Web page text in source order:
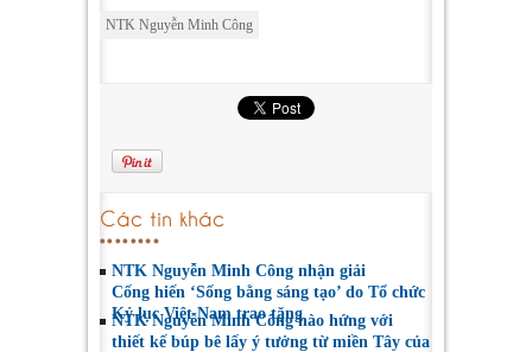
NTK Nguyễn Minh Công
Các tin khác
NTK Nguyễn Minh Công nhận giải
Cống hiến ‘Sống bằng sáng tạo’ do Tổ chức
Kỷ lục Việt Nam trao tặng
NTK Nguyễn Minh Công hào hứng với
thiết kế búp bê lấy ý tưởng từ miền Tây của